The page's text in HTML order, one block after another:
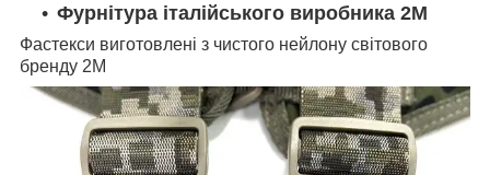
Фурнітура італійського виробника 2М
Фастекси виготовлені з чистого нейлону світового
бренду 2М